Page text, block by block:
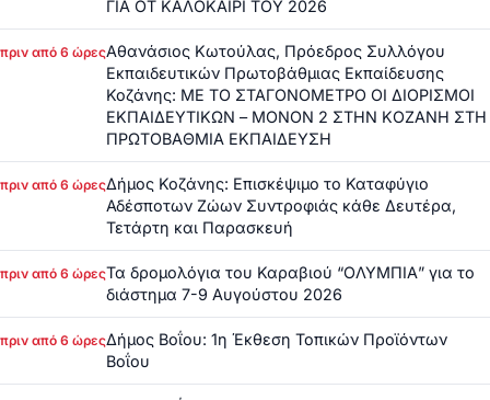
ΓΙΑ ΟΤ ΚΑΛΟΚΑΙΡΙ ΤΟΥ 2026
πριν από 6 ώρεςΑθανάσιος Κωτούλας, Πρόεδρος Συλλόγου
Εκπαιδευτικών Πρωτοβάθμιας Εκπαίδευσης
Κοζάνης: ΜΕ ΤΟ ΣΤΑΓΟΝΟΜΕΤΡΟ ΟΙ ΔΙΟΡΙΣΜΟΙ
ΕΚΠΑΙΔΕΥΤΙΚΩΝ – ΜΟΝΟΝ 2 ΣΤΗΝ ΚΟΖΑΝΗ ΣΤΗ
ΠΡΩΤΟΒΑΘΜΙΑ ΕΚΠΑΙΔΕΥΣΗ
πριν από 6 ώρεςΔήμος Κοζάνης: Επισκέψιμο το Καταφύγιο
Αδέσποτων Ζώων Συντροφιάς κάθε Δευτέρα,
Τετάρτη και Παρασκευή
πριν από 6 ώρεςΤα δρομολόγια του Καραβιού “ΟΛΥΜΠΙΑ” για το
διάστημα 7-9 Αυγούστου 2026
πριν από 6 ώρεςΔήμος Βοΐου: 1η Έκθεση Τοπικών Προϊόντων
Βοΐου